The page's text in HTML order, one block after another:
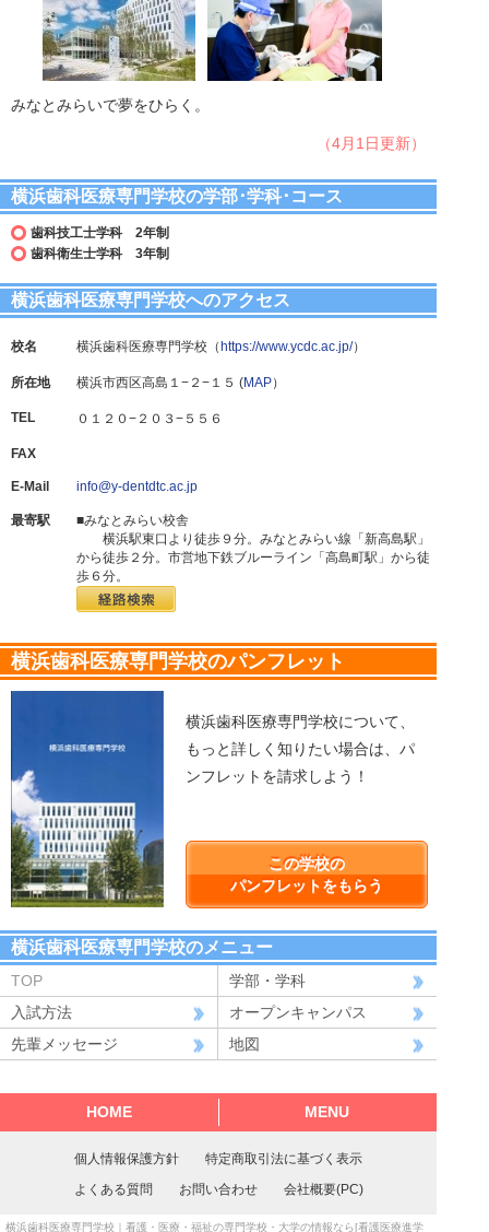
横浜歯科医療専門学校 ｜看護・医療・福祉の専門学校・大学の情報なら[看護医療進学
みなとみらいで夢をひらく。
（4月1日更新）
横浜歯科医療専門学校の学部･学科･コース
歯科技工士学科 2年制
歯科衛生士学科 3年制
横浜歯科医療専門学校へのアクセス
校名 横浜歯科医療専門学校（https://www.ycdc.ac.jp/）
所在地 横浜市西区高島１−２−１５ (MAP）
TEL ０１２０−２０３−５５６
FAX
E-Mail info@y-dentdtc.ac.jp
最寄駅
■みなとみらい校舎
横浜駅東口より徒歩９分。みなとみらい線「新高島駅」
から徒歩２分。市営地下鉄ブルーライン「高島町駅」から徒
歩６分。
横浜歯科医療専門学校のパンフレット
横浜歯科医療専門学校について、
もっと詳しく知りたい場合は、パ
ンフレットを請求しよう！
この学校の
パンフレットをもらう
横浜歯科医療専門学校のメニュー
TOP
学部・学科
入試方法
オープンキャンパス
先輩メッセージ
地図
HOME MENU
個人情報保護方針
特定商取引法に基づく表示
よくある質問
お問い合わせ 会社概要(PC)